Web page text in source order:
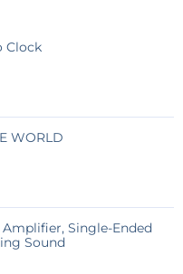
Clock
WORLD
Amplifier, Single-Ended
Sound